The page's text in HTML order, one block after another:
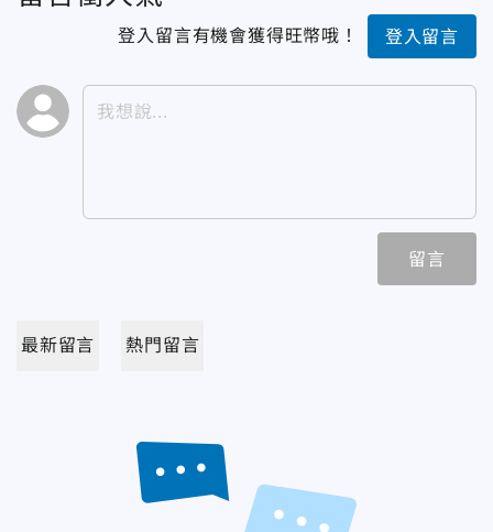
登入留言有機會獲得旺幣哦！ 登入留言
留言
最新留言 熱門留言